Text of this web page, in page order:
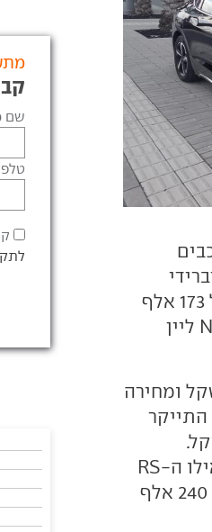
ב-6,000 עד 9,000 שקל, והוא יתחיל כעת במחיר של 173 אלף
שקל - ויגיע עד למחיר של 199 אלף שקל לגרסת ה-N ליין
הסקאלה ב-1,500 עד 2,000 שקל ומחירה
בגרסת ה-1.5 ליטר התייקר
154 אלף שקל.
אוקטביה 1.5 ליטר סטייל התייקרה ב-3,000 שקל, ואילו ה-RS
הספורטיבית התייקרה ב-5,000 שקל ותעלה מעתה 240 אלף
שם